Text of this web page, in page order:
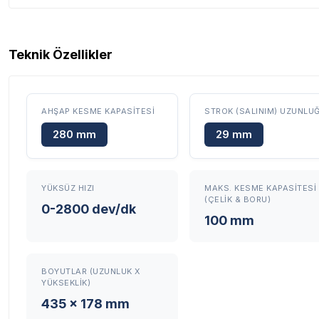
Tüm
Neden Güvenli?
Orijinal garanti
Teknik Özellikler
AHŞAP KESME KAPASITESI
280 mm
STROK (SALINIM)
29 mm
YÜKSÜZ HIZI
0-2800 dev/dk
MAKS. KESME KAPASITESI
(ÇELIK & BORU)
100 mm
BOYUTLAR (UZUNLUK X
YÜKSEKLIK)
435 x 178 mm